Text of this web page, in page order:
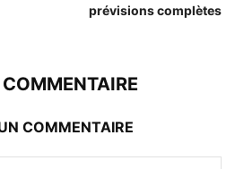
prévisions complètes
COMMENTAIRE